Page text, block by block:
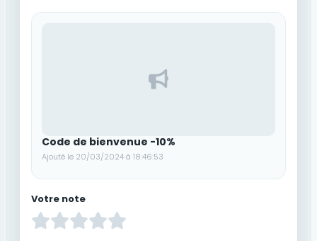
Code de bienvenue -10%
Ajouté le 20/03/2024 à 18:46:53
Votre note